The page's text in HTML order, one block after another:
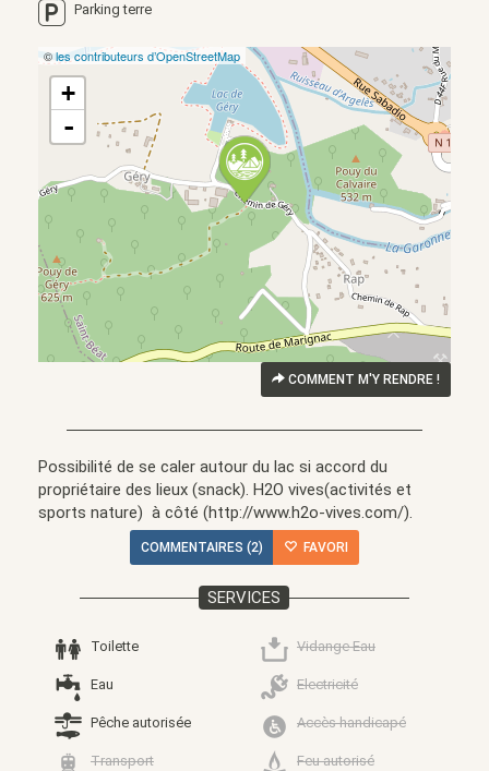
Parking terre
©les contributeurs d’OpenStreetMap
+
-
COMMENT M'Y RENDRE !
Possibilité de se caler autour du lac si accord du
propriétaire des lieux (snack). H2O vives(activités et
sports nature) à côté (http://www.h2o-vives.com/).
COMMENTAIRES (2) FAVORI
SERVICES
Toilette Vidange Eau
Eau Electricité
Pêche autorisée Accès handicapé
Transport Feu autorisé